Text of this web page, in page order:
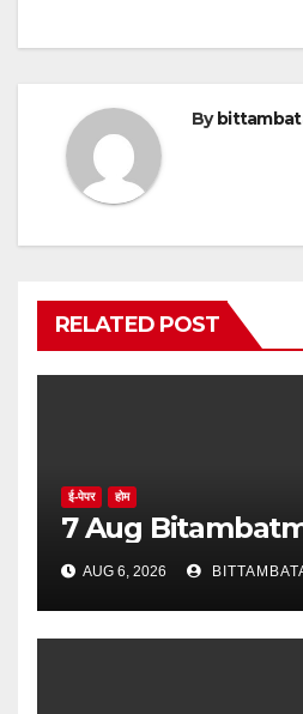
By
RELATED POST
ई-पेपर होम
7 Aug
AUG 6, 2026